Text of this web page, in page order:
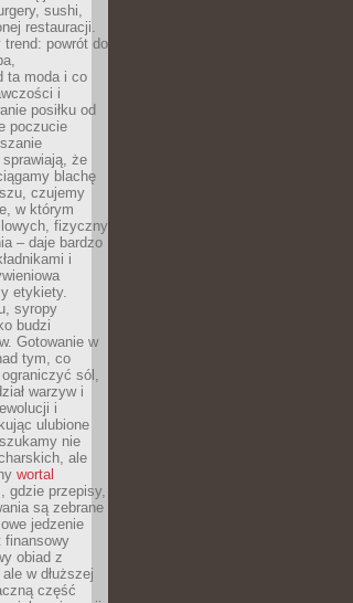
sushi,
restauracji.
powrót do
ta moda i co
i
posiłku od
poczucie
sprawiają, że
blachę
czujemy
w którym
fizyczny
– daje bardzo
i
etykiety.
syropy
budzi
Gotowanie w
tym, co
sól,
warzyw i
i
ulubione
nie
ale
wortal
gdzie przepisy,
są zebrane
jedzenie
finansowy
obiad z
w dłuższej
część